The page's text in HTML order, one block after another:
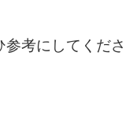
考にしてくださ